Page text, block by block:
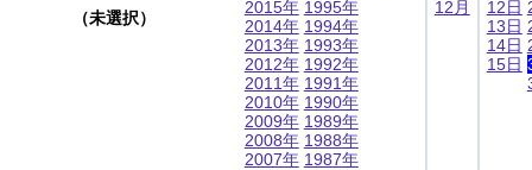
（未選択）
2015年
2014年
2013年
2012年
2011年
2010年
2009年
2008年
2007年
1995年
1994年
1993年
1992年
1991年
1990年
1989年
1988年
1987年
12月
12日
13日
14日
15日